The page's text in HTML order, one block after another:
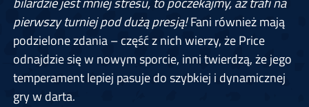
pierwszy turniej pod dużą presją!Fani również mają
podzielone zdania – część z nich wierzy, że Price
odnajdzie się w nowym sporcie, inni twierdzą, że jego
temperament lepiej pasuje do szybkiej i dynamicznej
gry w darta.